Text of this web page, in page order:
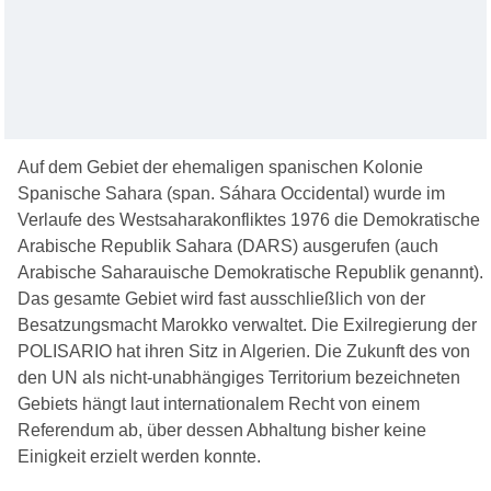
Auf dem Gebiet der ehemaligen spanischen Kolonie
Spanische Sahara (span. Sáhara Occidental) wurde im
Verlaufe des Westsaharakonfliktes 1976 die Demokratische
Arabische Republik Sahara (DARS) ausgerufen (auch
Arabische Saharauische Demokratische Republik genannt).
Das gesamte Gebiet wird fast ausschließlich von der
Besatzungsmacht Marokko verwaltet. Die Exilregierung der
POLISARIO hat ihren Sitz in Algerien. Die Zukunft des von
den UN als nicht-unabhängiges Territorium bezeichneten
Gebiets hängt laut internationalem Recht von einem
Referendum ab, über dessen Abhaltung bisher keine
Einigkeit erzielt werden konnte.